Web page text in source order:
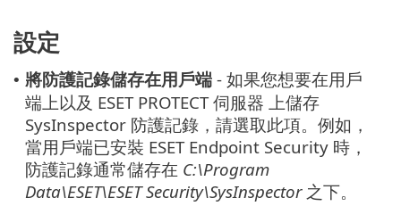
設定
• 將防護記錄儲存在用戶端 - 如果您想要在用戶
端上以及 ESET PROTECT 伺服器 上儲存
SysInspector 防護記錄，請選取此項。例如，
當用戶端已安裝 ESET Endpoint Security 時，
防護記錄通常儲存在 C:\Program
Data\ESET\ESET Security\SysInspector之下。